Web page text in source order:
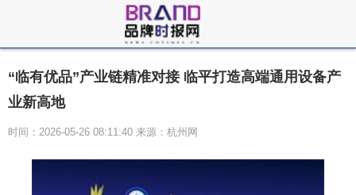
“临有优品”产业链精准对接 临平打造高端通用设备产
业新高地
时间：2026-05-26 08:11:40 来源：杭州网